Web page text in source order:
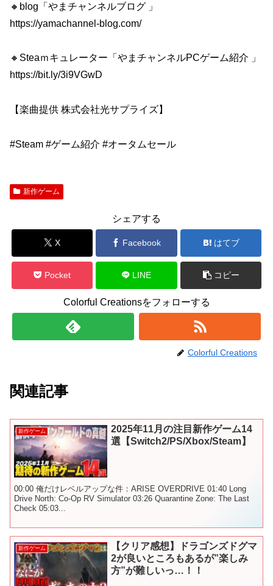
🔸blog「やまチャンネルブログ 」
https://yamachannel-blog.com/
🔸Steaｍキュレーター「やまチャンネルPCゲーム紹介 」
https://bit.ly/3i9VGwD
【楽曲提供 株式会社光サプライズ】
#Steam #ゲーム紹介 #オータムセール
新作ゲーム
シェアする
X Facebook はてブ
Pocket LINE コピー
Colorful Creationsをフォローする
Colorful Creations
関連記事
新作ゲーム
2025年11月の注目新作ゲーム14
選【Switch2/PS/Xbox/Steam】
00:00 俺だけレベルアップな件：ARISE OVERDRIVE 01:40 Long
Drive North: Co-Op RV Simulator 03:26 Quarantine Zone: The Last
Check 05:03...
新作ゲーム
【クリア感想】ドラゴンズドグマ
2が良いところもあるが”楽しみ
方”が難しいっ…！！